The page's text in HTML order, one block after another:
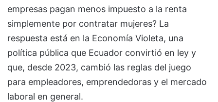
empresas pagan menos impuesto a la renta
simplemente por contratar mujeres? La
respuesta está en la Economía Violeta, una
política pública que Ecuador convirtió en ley y
que, desde 2023, cambió las reglas del juego
para empleadores, emprendedoras y el mercado
laboral en general.